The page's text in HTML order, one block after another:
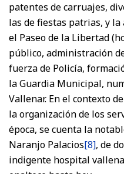
patentes de carruajes,
las de fiestas patrias, y
el Paseo de la Libertad
público, administración
fuerza de Policía,
la Guardia Municipal,
Vallenar. En el contexto
la organización de los
época, se cuenta la
Naranjo Palacios[8], de
indigente hospital